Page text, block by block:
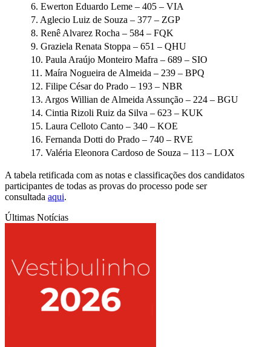
6. Ewerton Eduardo Leme – 405 – VIA
7. Aglecio Luiz de Souza – 377 – ZGP
8. Renê Alvarez Rocha – 584 – FQK
9. Graziela Renata Stoppa – 651 – QHU
10. Paula Araújo Monteiro Mafra – 689 – SIO
11. Maíra Nogueira de Almeida – 239 – BPQ
12. Filipe César do Prado – 193 – NBR
13. Argos Willian de Almeida Assunção – 224 – BGU
14. Cintia Rizoli Ruiz da Silva – 623 – KUK
15. Laura Celloto Canto – 340 – KOE
16. Fernanda Dotti do Prado – 740 – RVE
17. Valéria Eleonora Cardoso de Souza – 113 – LOX
A tabela retificada com as notas e classificações dos candidatos
participantes de todas as provas do processo pode ser
consultada aqui.
Últimas Notícias